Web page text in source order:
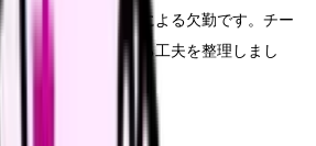
因が子の体調不良による欠勤です。チー
分のメンタルを守る工夫を整理しまし